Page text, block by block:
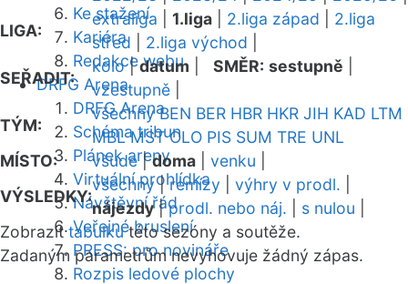
Ke stažení
Kariéra
Redakce webu
DRFG Arena
DRFG Arena
Schéma tribun
Plánek areny
Virtuální prohlídka
Návštěvní řád
Veřejné bruslení
PRESS: pro novináře
Rozpis ledové plochy
LIGA:
extraliga 1.liga 2.liga západ
2.liga
střed
2.liga východ
SEŘADIT:
kolo|datum SMĚR: sestupně
vzestupně
TÝM:
všechny BEN BER HBR HKR JIH KAD LTM
MBL MST OLO PIS SUM TRE UNL
MÍSTO:
všude|doma venku
VÝSLEDKY:
všechny|remízy výhry v prodl.
nájezdy|prodl. nebo náj. s nulou
Zobrazittabulkutéto sezóny a soutěže.
Zadaným parametrům nevyhovuje žádný zápas.